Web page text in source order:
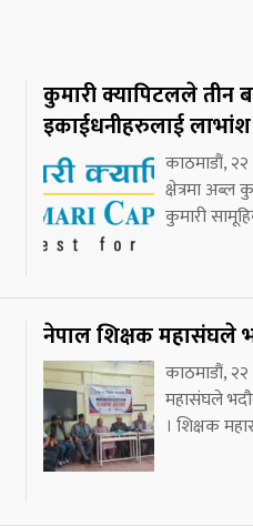
कुमारी क्यापिटलले तीन
इकाईधनीहरुलाई लाभांश
काठमाडौं,
क्षेत्रमा अब्ल
कुमारी
नेपाल शिक्षक महासंघले
काठमाडौं,
महासंघले
। शिक्षक